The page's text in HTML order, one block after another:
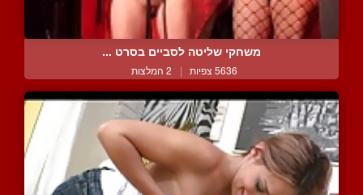
משחקי שליטה לסביים בסרט ...
5636 צפיות | 2 המלצות